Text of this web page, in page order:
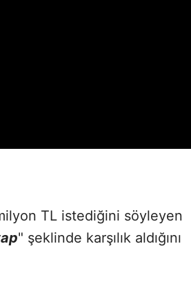
TL istediğini söyleyen
" şeklinde karşılık aldığını